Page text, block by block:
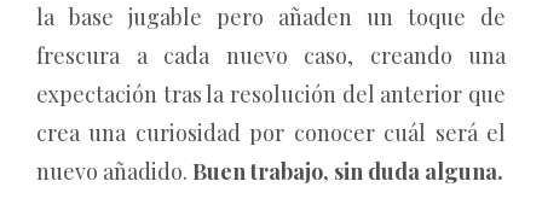
la base jugable pero añaden un toque de
frescura a cada nuevo caso, creando una
expectación tras la resolución del anterior que
crea una curiosidad por conocer cuál será el
nuevo añadido. Buen trabajo, sin duda alguna.